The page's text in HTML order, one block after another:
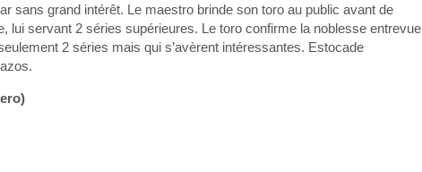
sans grand intérêt. Le maestro brinde son toro au public avant de
lui servant 2 séries supérieures. Le toro confirme la noblesse entrevue
2 séries mais qui s’avèrent intéressantes. Estocade